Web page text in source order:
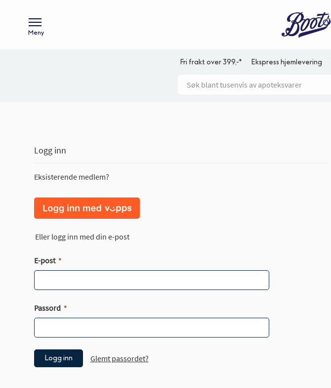
Meny
Fri frakt over 399,-* Ekspress hjemlevering
Logg inn
Eksisterende medlem?
Eller logg inn med din e-post
E-post
Passord
Logg inn Glemt passordet?